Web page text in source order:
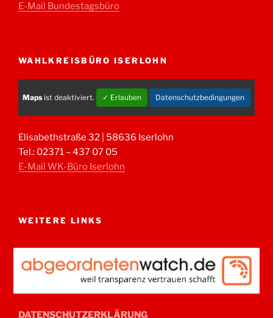
E-Mail Bundestagsbüro
WAHLKREISBÜRO ISERLOHN
Maps ist deaktiviert. ✓ Erlauben Datenschutzbedingungen
Elisabethstraße 32 | 58636 Iserlohn
Tel.: 02371 – 437 07 05
E-Mail WK-Büro Iserlohn
WEITERE LINKS
DATENSCHUTZERKLÄRUNG